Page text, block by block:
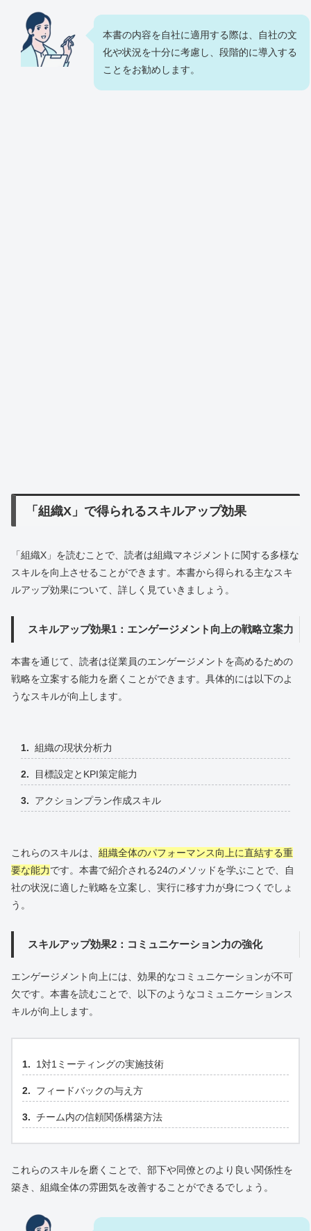
本書の内容を自社に適用する際は、自社の文
化や状況を十分に考慮し、段階的に導入する
ことをお勧めします。
「組織X」で得られるスキルアップ効果
「組織X」を読むことで、読者は組織マネジメントに関する多様な
スキルを向上させることができます。本書から得られる主なスキ
ルアップ効果について、詳しく見ていきましょう。
スキルアップ効果1：エンゲージメント向上の戦略立案力
本書を通じて、読者は従業員のエンゲージメントを高めるための
戦略を立案する能力を磨くことができます。具体的には以下のよ
うなスキルが向上します。
組織の現状分析力
目標設定とKPI策定能力
アクションプラン作成スキル
これらのスキルは、 組織全体のパフォーマンス向上に直結する重
要な能力です。本書で紹介される24のメソッドを学ぶことで、自
社の状況に適した戦略を立案し、実行に移す力が身につくでしょ
う。
スキルアップ効果2：コミュニケーション力の強化
エンゲージメント向上には、効果的なコミュニケーションが不可
欠です。本書を読むことで、以下のようなコミュニケーションス
キルが向上します。
1対1ミーティングの実施技術
フィードバックの与え方
チーム内の信頼関係構築方法
これらのスキルを磨くことで、部下や同僚とのより良い関係性を
築き、組織全体の雰囲気を改善することができるでしょう。